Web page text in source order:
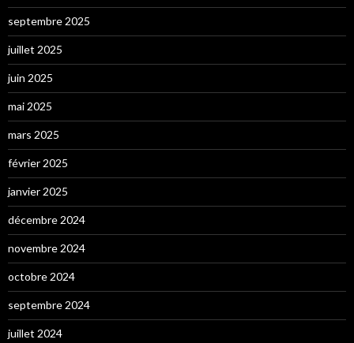
septembre 2025
juillet 2025
juin 2025
mai 2025
mars 2025
février 2025
janvier 2025
décembre 2024
novembre 2024
octobre 2024
septembre 2024
juillet 2024